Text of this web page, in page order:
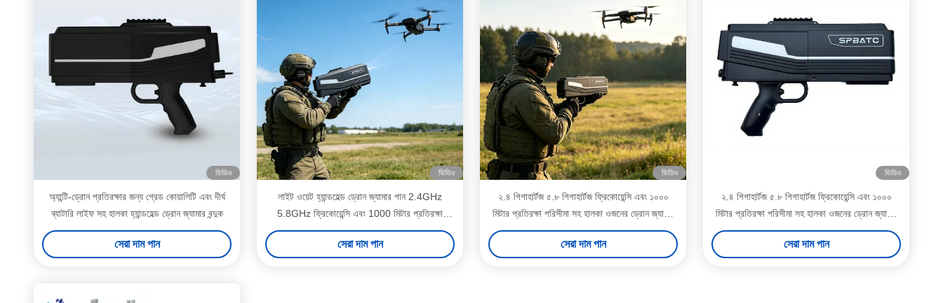
ভিডিও
অ্যান্টি-ড্রোন প্রতিরক্ষার জন্য গ্রেড কোয়ালিটি এবং দীর্ঘ
ব্যাটারি লাইফ সহ হালকা হ্যান্ডহেল্ড ড্রোন জ্যামার বন্দুক
সেরা দাম পান
ভিডিও
লাইট ওয়েট হ্যান্ডহেল্ড ড্রোন জ্যামার গান 2.4GHz
5.8GHz ফ্রিকোয়েন্সি এবং 1000 মিটার প্রতিরক্ষা
পরিসীমা সহ
সেরা দাম পান
ভিডিও
২.৪ গিগাহার্টজ ৫.৮ গিগাহার্টজ ফ্রিকোয়েন্সি এবং ১০০০
মিটার প্রতিরক্ষা পরিসীমা সহ হালকা ওজনের ড্রোন জ্যামার
গান
সেরা দাম পান
ভিডিও
২.৪ গিগাহার্টজ ৫.৮ গিগাহার্টজ ফ্রিকোয়েন্সি এবং ১০০০
মিটার প্রতিরক্ষা পরিসীমা সহ হালকা ওজনের ড্রোন জ্যামার
গান
সেরা দাম পান